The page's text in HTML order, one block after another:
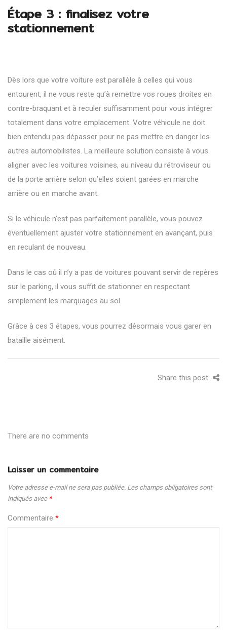
Étape 3 : finalisez votre
stationnement
Dès lors que votre voiture est parallèle à celles qui vous
entourent, il ne vous reste qu’à remettre vos roues droites en
contre-braquant et à reculer suffisamment pour vous intégrer
totalement dans votre emplacement. Votre véhicule ne doit
bien entendu pas dépasser pour ne pas mettre en danger les
autres automobilistes. La meilleure solution consiste à vous
aligner avec les voitures voisines, au niveau du rétroviseur ou
de la porte arrière selon qu’elles soient garées en marche
arrière ou en marche avant.
Si le véhicule n’est pas parfaitement parallèle, vous pouvez
éventuellement ajuster votre stationnement en avançant, puis
en reculant de nouveau.
Dans le cas où il n’y a pas de voitures pouvant servir de repères
sur le parking, il vous suffit de stationner en respectant
simplement les marquages au sol.
Grâce à ces 3 étapes, vous pourrez désormais vous garer en
bataille aisément.
Share this post
There are no comments
Laisser un commentaire
Votre adresse e-mail ne sera pas publiée. Les champs obligatoires sont
indiqués avec *
Commentaire *